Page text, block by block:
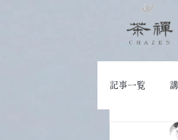
記事一覧
大人の学び